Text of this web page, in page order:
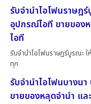
รับจำนำไอโฟนราษฎ
อุปกรณ์ไอที ขายของ
ไอที
รับจำนำไอโฟนราษฎร์บูรณะ
ทุก
รับจำนำไอโฟนบางน
ขายของหลุดจำนำ แ